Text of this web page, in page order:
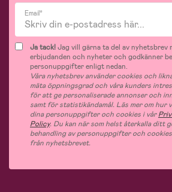
Email*
Ja tack!Jag vill gärna ta del av nyhetsbrev
erbjudanden och nyheter och godkänner
personuppgifter enligt nedan.
Våra nyhetsbrev använder cookies och
mäta öppningsgrad och våra kunders
för att ge personaliserade annonser och
samt för statistikändamål. Läs mer om hur
dina personuppgifter och cookies i vår
Policy. Du kan när som helst återkalla ditt
behandling av personuppgifter och
från nyhetsbrevet.